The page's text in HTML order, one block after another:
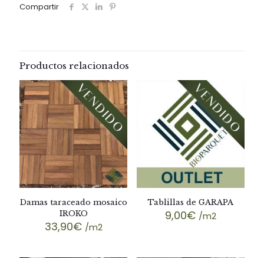
Compartir
Productos relacionados
Damas taraceado mosaico
IROKO
33,90€ /m2
Tablillas de GARAPA
9,00€ /m2